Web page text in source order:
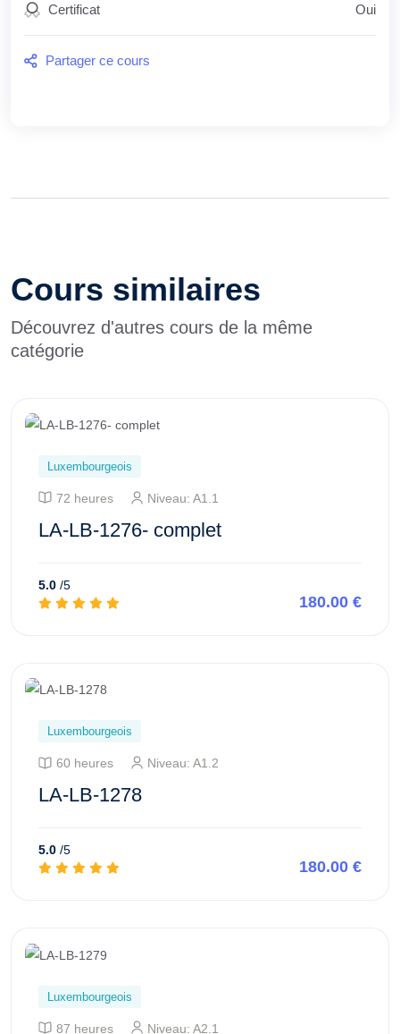
Certificat Oui
Partager ce cours
Cours similaires
Découvrez d'autres cours de la même
catégorie
Luxembourgeois
72 heures Niveau: A1.1
LA-LB-1276- complet
5.0 /5
180.00 €
Luxembourgeois
60 heures Niveau: A1.2
LA-LB-1278
5.0 /5
180.00 €
Luxembourgeois
87 heures Niveau: A2.1